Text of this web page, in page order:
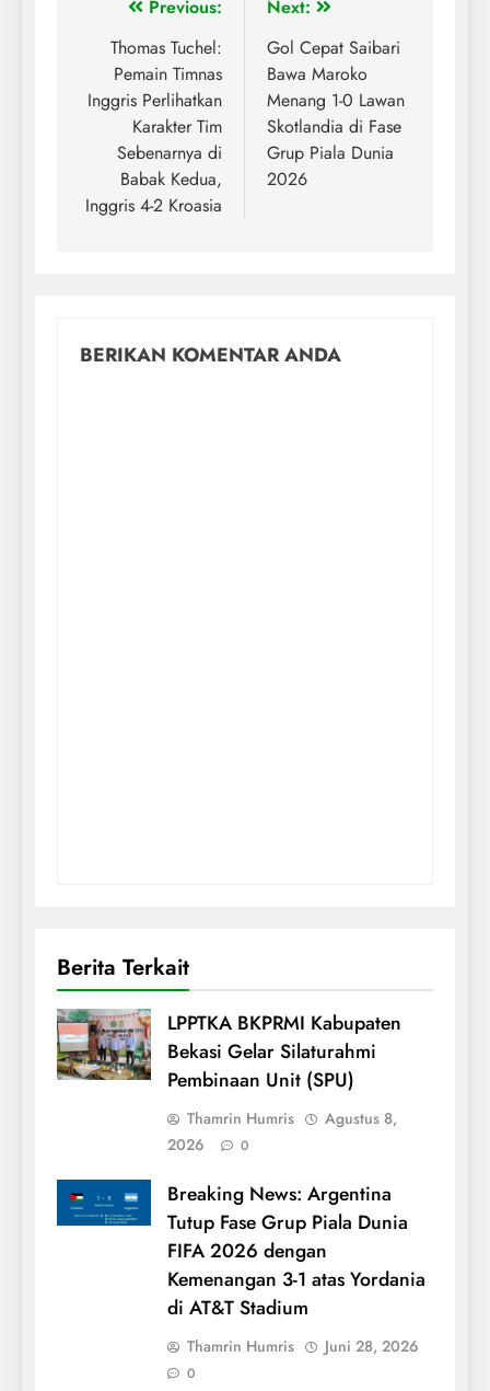
Previous:
Thomas Tuchel:
Pemain Timnas
Inggris Perlihatkan
Karakter Tim
Sebenarnya di
Babak Kedua,
Inggris 4-2 Kroasia
Next:
Gol Cepat Saibari
Bawa Maroko
Menang 1-0 Lawan
Skotlandia di Fase
Grup Piala Dunia
2026
BERIKAN KOMENTAR ANDA
Berita Terkait
LPPTKA BKPRMI Kabupaten
Bekasi Gelar Silaturahmi
Pembinaan Unit (SPU)
Thamrin Humris
Agustus 8,
2026
0
Breaking News: Argentina
Tutup Fase Grup Piala Dunia
FIFA 2026 dengan
Kemenangan 3-1 atas Yordania
di AT&T Stadium
Thamrin Humris Juni 28, 2026
0